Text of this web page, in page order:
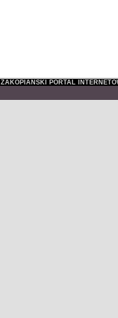
ZAKOPIAŃSKI PORTAL